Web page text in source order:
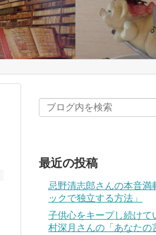
最近の投稿
忌野清志郎さんの本音満
ックで独立する方法」
子供心をキープし続けて
村深月さんの「あなたの